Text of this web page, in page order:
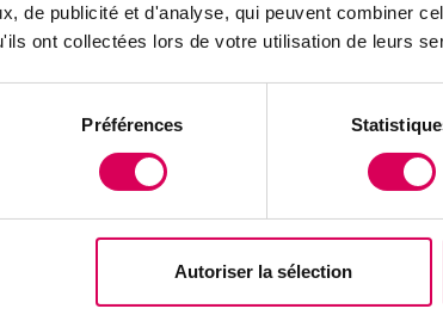
de publicité et d'analyse, qui peuvent combiner
ont collectées lors de votre utilisation de leurs
Préférences
Autoriser la sélection
entièrement naturel: Afondo forme
des plantes, déposée par
fruits, ce qui diminue leur flétrissement
invisible comestible
par pulvérisation.